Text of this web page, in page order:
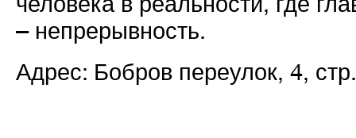
– непрерывность.
Адрес: Бобров переулок, 4,